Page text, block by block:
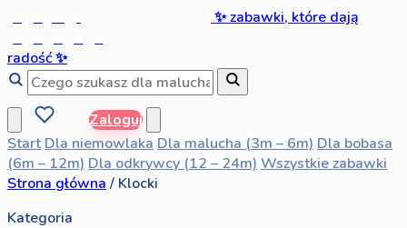
✨zabawki, które dają
radość✨
Zaloguj
Start Dla niemowlaka Dla malucha (3m – 6m) Dla bobasa
(6m – 12m) Dla odkrywcy (12 – 24m) Wszystkie zabawki
Strona główna / Klocki
Kategoria